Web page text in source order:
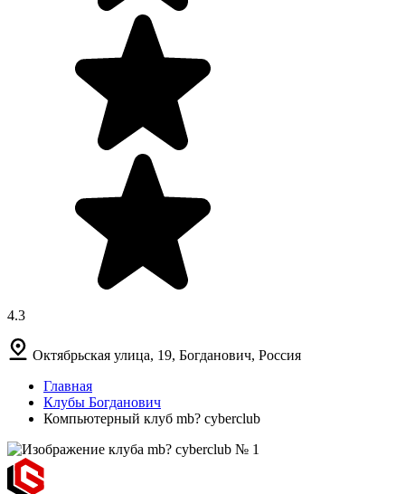
4.3
Октябрьская улица, 19, Богданович, Россия
Главная
Клубы Богданович
Компьютерный клуб mb? cyberclub